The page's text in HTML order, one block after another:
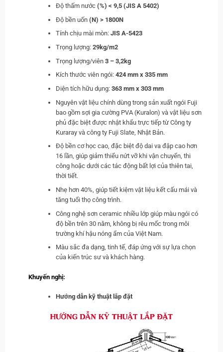
Độ thấm nước(%) < 9,5 (JIS A 5402)
Độ bền uốn (N) > 1800N
Tính chịu mài mòn: JIS A-5423
Trọng lượng:29kg/m2
Trọng lượng/viên 3 – 3,2kg
Kích thước viên ngói: 424 mm x 335 mm
Diện tích hữu dụng: 363 mm x 303 mm
Nguyên vật liệu chính dùng trong sản xuất ngói Fuji
bao gồm sợi gia cường PVA (Kuralon) và vật liệu sơn
phủ đặc biệt được nhật khẩu trực tiếp từ Công ty
Kuraray và công ty Fuji Slate, Nhật Bản.
Độ bền cơ học cao, đặc biệt độ dai va đập cao hơn
16 lần, giúp giảm thiểu nứt vỡ khi vận chuyển, thi
công hoặc dưới các tác động bất lợi của thiên tai,
thời tiết.
Nhẹ hơn 40%, giúp tiết kiệm vật liệu kết cấu mái và
tăng tuổi thọ công trình.
Công nghệ sơn ceramic nhiều lớp giúp màu ngói có
độ bền trên 30 năm, không bị rêu mốc trong môi
trường khí hậu nóng ẩm của Việt Nam.
Màu sắc đa dạng, tinh tế, đáp ứng với sự lựa chọn
của kiến trúc sư và khách hàng.
Khuyến nghị:
Hướng dẫn kỹ thuật lắp đặt